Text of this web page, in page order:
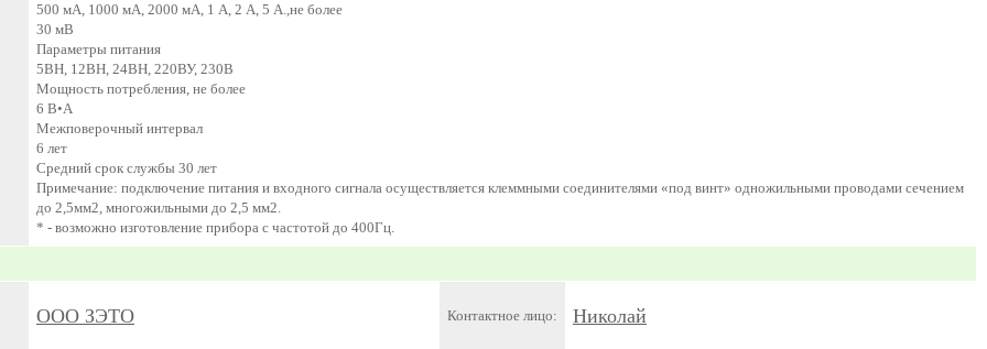
500 мА, 1000 мА, 2000 мА, 1 А, 2 А, 5 А.,не более
30 мВ
Параметры питания
5ВН, 12ВН, 24ВН, 220ВУ, 230В
Мощность потребления, не более
6 В•А
Межповерочный интервал
6 лет
Средний срок службы 30 лет
Примечание: подключение питания и входного сигнала осуществляется клеммными соединителями «под винт» одножильными проводами сечением
до 2,5мм2, многожильными до 2,5 мм2.
* - возможно изготовление прибора с частотой до 400Гц.
ООО ЗЭТО Контактное лицо: Николай